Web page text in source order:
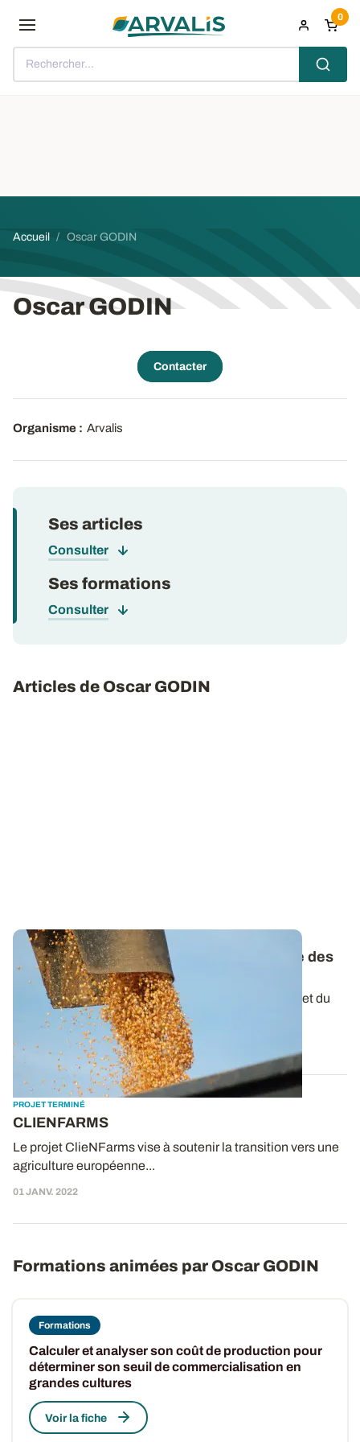
Rechercher...
0
Fil d'Ariane
Accueil Oscar GODIN
Oscar GODIN
Contacter
Organisme : Arvalis
Ses articles
Consulter
Ses formations
Consulter
Articles de Oscar GODIN
Comment les Argentins font pour produire des
céréales à si bas coût
Les coûts de production incroyablement bas du blé et du
maïs argentins s’expliquent en...
04 SEPT. 2025
PROJET TERMINÉ
CLIENFARMS
Le projet ClieNFarms vise à soutenir la transition vers une
agriculture européenne...
01 JANV. 2022
Formations animées par Oscar GODIN
Formations
Calculer et analyser son coût de production pour
déterminer son seuil de commercialisation en
grandes cultures
Voir la fiche